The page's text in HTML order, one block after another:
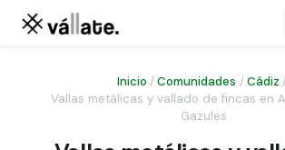
Malla electrosoldada
Inicio /Comunidades / Cádiz
Vallas metálicas y vallado de fincas en
Gazules